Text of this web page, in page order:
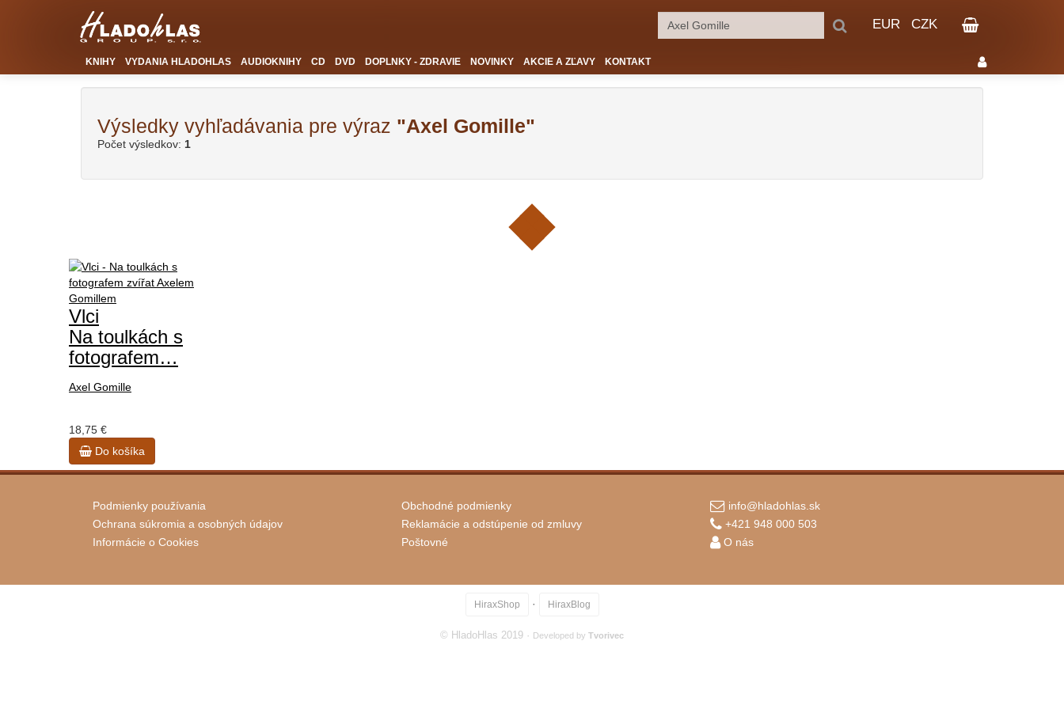
EUR CZK
KNIHY VYDANIA HLADOHLAS AUDIOKNIHY CD DVD DOPLNKY - ZDRAVIE NOVINKY AKCIE A ZĽAVY KONTAKT
Výsledky vyhľadávania pre výraz "Axel Gomille"
Počet výsledkov: 1
Vlci
Na toulkách s
fotografem…
Axel Gomille
18,75 €
Do košíka
Podmienky používania
Ochrana súkromia a osobných údajov
Informácie o Cookies
Obchodné podmienky
Reklamácie a odstúpenie od zmluvy
Poštovné
info@hladohlas.sk
+421 948 000 503
O nás
HiraxShop · HiraxBlog
© HladoHlas 2019 · Developed by Tvorivec